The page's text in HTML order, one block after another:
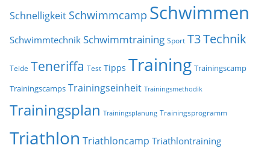
Schnelligkeit Schwimmcamp Schwimmen
Schwimmtechnik Schwimmtraining Sport T3Technik
Teide Teneriffa Test Tipps Training Trainingscamp
Trainingscamps Trainingseinheit Trainingsmethodik
Trainingsplan Trainingsplanung Trainingsprogramm
Triathlon Triathloncamp Triathlontraining